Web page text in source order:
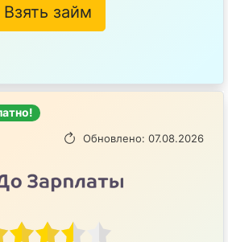
Взять займ
Обновлено: 07.08.2026